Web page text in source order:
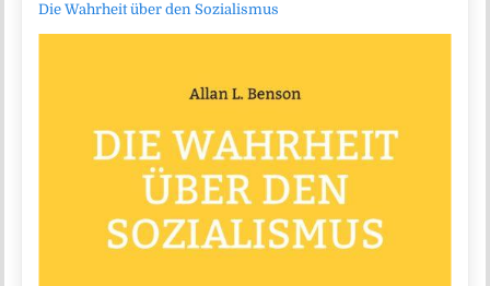
Die Wahrheit über den Sozialismus